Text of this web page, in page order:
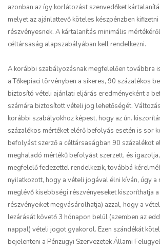
azonban az így korlátozást szenvedőket
melyet az ajánlattevő köteles készpénzben
részvényesnek. A kártalanítás minimális
céltársaság alapszabályában kell rendelkezni.
A korábbi szabályozásnak megfelelően továbbra
a Tőkepiaci törvényben a sikeres, 90 százalékos
biztosító vételi ajánlati eljárás eredményeként a
számára biztosított vételi jog lehetőségét.
korábbi szabályokhoz képest, hogy az ún.
százalékos mértéket elérő befolyás esetén is sor
befolyást szerző a céltársaságban 90 százalékot
meghaladó mértékű befolyást szerzett, és
megfelelő fedezettel rendelkezik, továbbá
nyilatkozott, hogy a vételi jogával élni kíván, úgy a
meglévő kisebbségi részvényeseket kiszoríthatja
részvényeiket megvásárolhatja) azzal, hogy a
lezárását követő 3 hónapon belül (szemben az
nappal) vételi jogot gyakorol. Ezen szándékát
bejelenteni a Pénzügyi Szervezetek Állami